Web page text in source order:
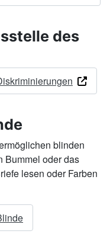
des
blinden
Bummel oder das
lesen oder Farben